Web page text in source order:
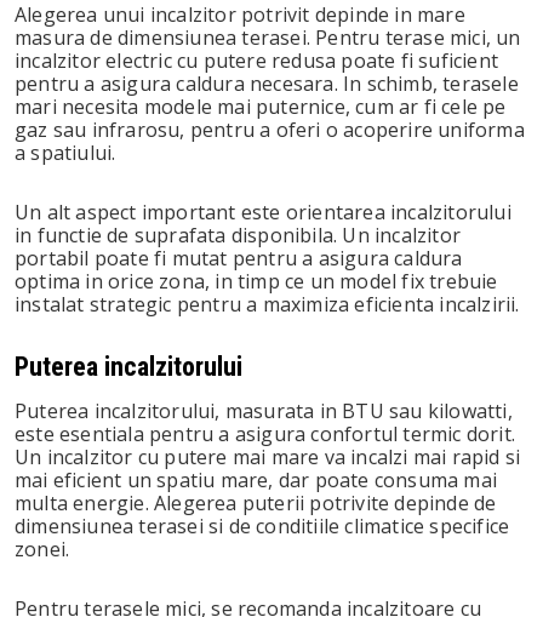
Alegerea unui incalzitor potrivit depinde in mare
masura de dimensiunea terasei. Pentru terase mici, un
incalzitor electric cu putere redusa poate fi suficient
pentru a asigura caldura necesara. In schimb, terasele
mari necesita modele mai puternice, cum ar fi cele pe
gaz sau infrarosu, pentru a oferi o acoperire uniforma
a spatiului.
Un alt aspect important este orientarea incalzitorului
in functie de suprafata disponibila. Un incalzitor
portabil poate fi mutat pentru a asigura caldura
optima in orice zona, in timp ce un model fix trebuie
instalat strategic pentru a maximiza eficienta incalzirii.
Puterea incalzitorului
Puterea incalzitorului, masurata in BTU sau kilowatti,
este esentiala pentru a asigura confortul termic dorit.
Un incalzitor cu putere mai mare va incalzi mai rapid si
mai eficient un spatiu mare, dar poate consuma mai
multa energie. Alegerea puterii potrivite depinde de
dimensiunea terasei si de conditiile climatice specifice
zonei.
Pentru terasele mici, se recomanda incalzitoare cu